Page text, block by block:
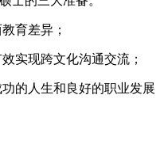
育差异；
实现跨文化沟通交流；
的人生和良好的职业发展